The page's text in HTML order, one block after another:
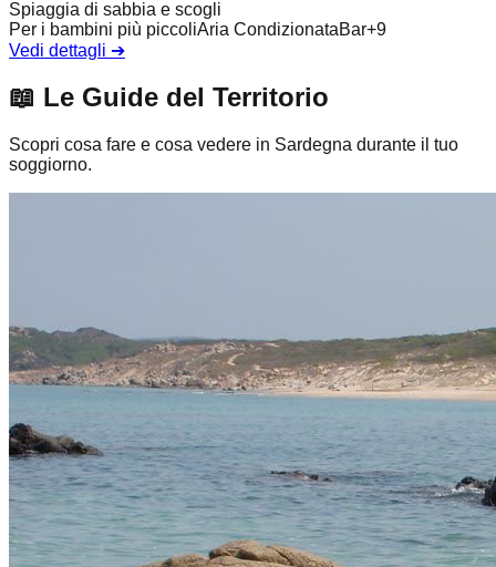
Spiaggia di sabbia e scogli
Per i bambini più piccoliAria CondizionataBar+9
Vedi dettagli ➔
📖 Le Guide del Territorio
Scopri cosa fare e cosa vedere in Sardegna durante il tuo
soggiorno.